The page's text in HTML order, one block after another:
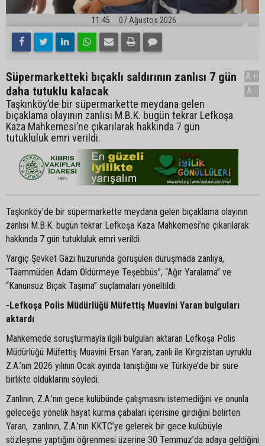
11:45 07 Ağustos 2026
Süpermarketteki bıçaklı saldırının zanlısı 7 gün
daha tutuklu kalacak
Taşkınköy’de bir süpermarkette meydana gelen
bıçaklama olayının zanlısı M.B.K. bugün tekrar Lefkoşa
Kaza Mahkemesi’ne çıkarılarak hakkında 7 gün
tutukluluk emri verildi.
A+
A-
Taşkınköy’de bir süpermarkette meydana gelen bıçaklama olayının
zanlısı M.B.K. bugün tekrar Lefkoşa Kaza Mahkemesi’ne çıkarılarak
hakkında 7 gün tutukluluk emri verildi.
Yargıç Şevket Gazi huzurunda görüşülen duruşmada zanlıya,
“Taammüden Adam Öldürmeye Teşebbüs”, “Ağır Yaralama” ve
“Kanunsuz Bıçak Taşıma” suçlamaları yöneltildi.
-Lefkoşa Polis Müdürlüğü Müfettiş Muavini Yaran bulguları
aktardı
Mahkemede soruşturmayla ilgili bulguları aktaran Lefkoşa Polis
Müdürlüğü Müfettiş Muavini Ersan Yaran, zanlı ile Kırgızistan uyruklu
Z.A.’nın 2026 yılının Ocak ayında tanıştığını ve Türkiye’de bir süre
birlikte olduklarını söyledi.
Zanlının, Z.A.’nın gece kulübünde çalışmasını istemediğini ve onunla
geleceğe yönelik hayat kurma çabaları içerisine girdiğini belirten
Yaran, zanlının, Z.A.’nın KKTC’ye gelerek bir gece kulübüyle
sözleşme yaptığını öğrenmesi üzerine 30 Temmuz’da adaya geldiğini